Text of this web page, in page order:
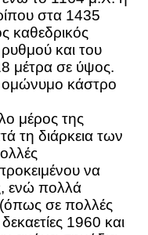
στα 1435
καθεδρικός
και του
μέτρα σε ύψος.
ομώνυμο κάστρο
μέρος της
τη διάρκεια των
να
ενώ πολλά
(όπως σε πολλές
1960 και